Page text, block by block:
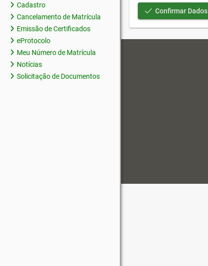
Cadastro
Cancelamento de Matrícula
Emissão de Certificados
eProtocolo
Meu Número de Matrícula
Notícias
Solicitação de Documentos
Confirmar Dados